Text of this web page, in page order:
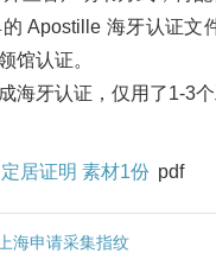
Apostille 海牙认证
馆认证。
海牙认证，仅用了1-3
居证明 素材1份 pdf
海申请采集指纹